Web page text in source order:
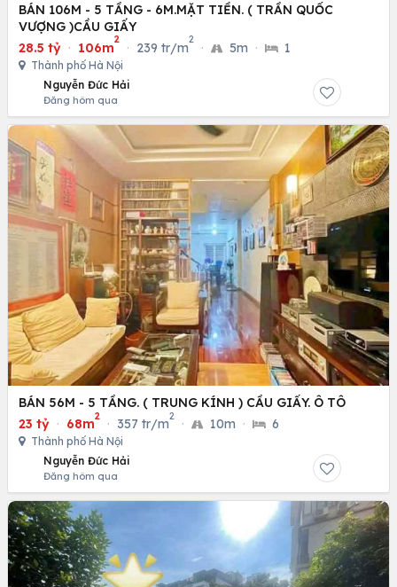
BÁN 106M - 5 TẦNG - 6M.MẶT TIỀN. ( TRẦN QUỐC
VƯỢNG )CẦU GIẤY
28.5 tỷ · 106m
2
· 239 tr/m
2
· 5m · 1
Thành phố Hà Nội
Nguyễn Đức Hải
Đăng hôm qua
BÁN 56M - 5 TẦNG. ( TRUNG KÍNH ) CẦU GIẤY. Ô TÔ
23 tỷ · 68m
2
· 357 tr/m
2
· 10m · 6
Thành phố Hà Nội
Nguyễn Đức Hải
Đăng hôm qua